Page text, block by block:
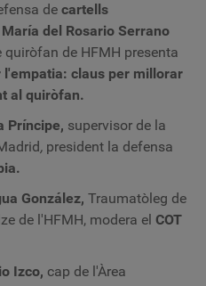
de cartells
María del Rosario Serrano
quiròfan de HFMH presenta
l'empatia: claus per millorar
al quiròfan.
Príncipe, supervisor de la
, president la defensa
González, Traumatòleg de
de l'HFMH, modera el COT
Izco, cap de l'Àrea